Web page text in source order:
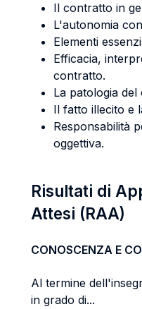
Il contratto in
L'autonomia
Elementi
Efficacia,
contratto.
La patologia
Il fatto illecito e
Responsabilità
oggettiva.
Risultati di
Attesi (RAA)
CONOSCENZA E
Al termine
in grado di...